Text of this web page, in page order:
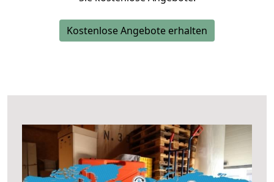
Kostenlose Angebote erhalten